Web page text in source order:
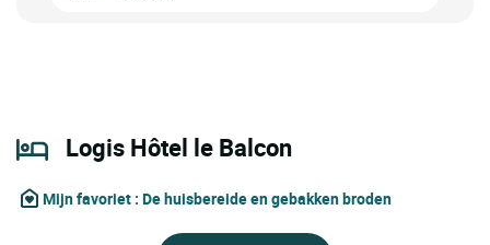
Logis Hôtel le Balcon
Mijn favoriet : De huisbereide en gebakken broden